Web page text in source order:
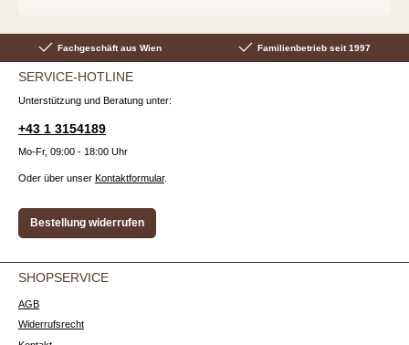
Fachgeschäft aus Wien Familienbetrieb seit 1997
SERVICE-HOTLINE
Unterstützung und Beratung unter:
+43 1 3154189
Mo-Fr, 09:00 - 18:00 Uhr
Oder über unser Kontaktformular.
Bestellung widerrufen
SHOPSERVICE
AGB
Widerrufsrecht